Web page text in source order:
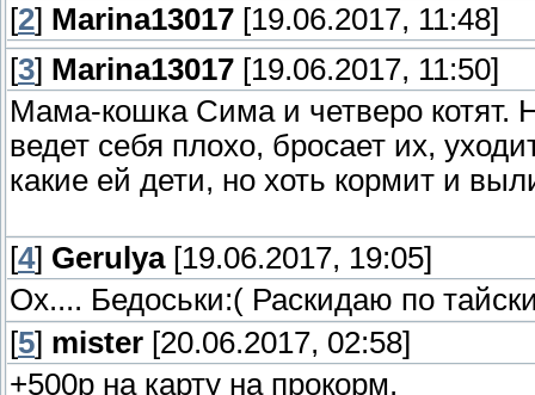
[2] Marina13017 [19.06.2017, 11:48]
[3] Marina13017 [19.06.2017, 11:50]
Мама-кошка Сима и четверо котят.
ведет себя плохо, бросает их,
какие ей дети, но хоть кормит и
[4] Gerulya[19.06.2017, 19:05]
Ох.... Бедоськи:( Раскидаю по
[5] mister [20.06.2017, 02:58]
+500р на карту на прокорм.